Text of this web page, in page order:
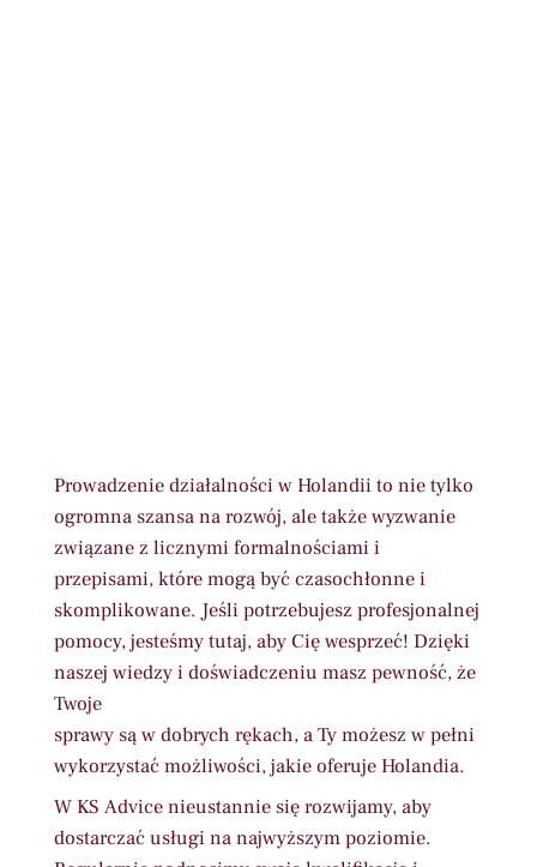
Prowadzenie działalności w Holandii to nie tylko
ogromna szansa na rozwój, ale także wyzwanie
związane z licznymi formalnościami i
przepisami, które mogą być czasochłonne i
skomplikowane. Jeśli potrzebujesz profesjonalnej
pomocy, jesteśmy tutaj, aby Cię wesprzeć! Dzięki
naszej wiedzy i doświadczeniu masz pewność, że
Twoje
sprawy są w dobrych rękach, a Ty możesz w pełni
wykorzystać możliwości, jakie oferuje Holandia.
W KS Advice nieustannie się rozwijamy, aby
dostarczać usługi na najwyższym poziomie.